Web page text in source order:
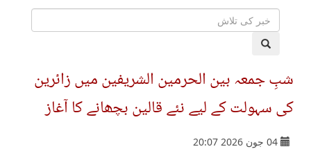
شبِ جمعہ بین الحرمین الشریفین میں زائرین
کی سہولت کے لیے نئے قالین بچھانے کا آغاز
04 جون 2026 20:07